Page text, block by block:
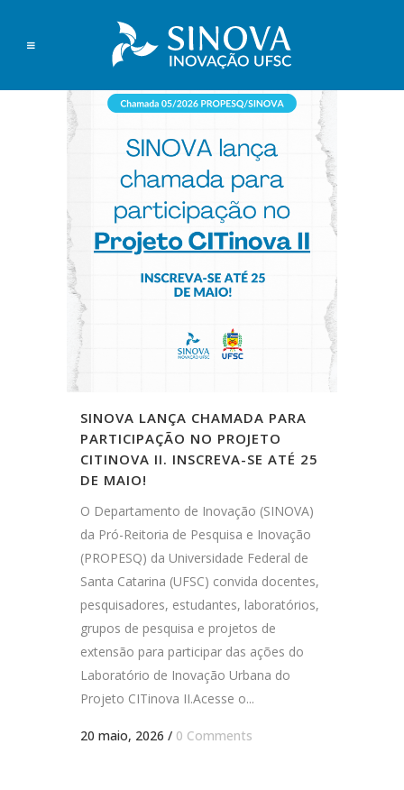
SINOVA LANÇA CHAMADA PARA
PARTICIPAÇÃO NO PROJETO
CITINOVA II. INSCREVA-SE ATÉ 25
DE MAIO!
O Departamento de Inovação (SINOVA)
da Pró-Reitoria de Pesquisa e Inovação
(PROPESQ) da Universidade Federal de
Santa Catarina (UFSC) convida docentes,
pesquisadores, estudantes, laboratórios,
grupos de pesquisa e projetos de
extensão para participar das ações do
Laboratório de Inovação Urbana do
Projeto CITinova II.Acesse o...
20 maio, 2026 / 0 Comments